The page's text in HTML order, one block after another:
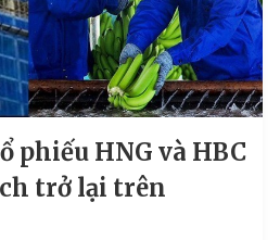
phiếu HNG và HBC
trở lại trên